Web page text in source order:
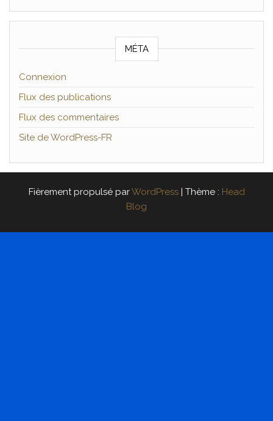
MÉTA
Connexion
Flux des publications
Flux des commentaires
Site de WordPress-FR
Fièrement propulsé parWordPress | Thème : Head
Blog